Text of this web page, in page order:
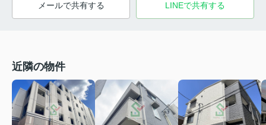
メールで共有する LINEで共有する
近隣の物件